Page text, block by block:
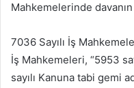
Mahkemelerinde
7036 Sayılı İş
İş Mahkemeleri, “5953
sayılı Kanuna tabi gemi